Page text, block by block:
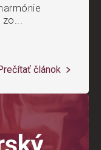
zo...
článok